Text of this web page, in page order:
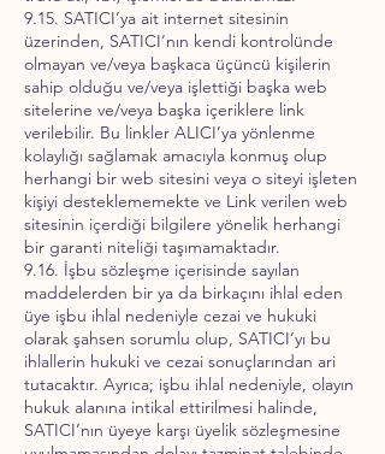
9.15. SATICI’ya ait internet sitesinin
üzerinden, SATICI’nın kendi kontrolünde
olmayan ve/veya başkaca üçüncü kişilerin
sahip olduğu ve/veya işlettiği başka web
sitelerine ve/veya başka içeriklere link
verilebilir. Bu linkler ALICI’ya yönlenme
kolaylığı sağlamak amacıyla konmuş olup
herhangi bir web sitesini veya o siteyi işleten
kişiyi desteklememekte ve Link verilen web
sitesinin içerdiği bilgilere yönelik herhangi
bir garanti niteliği taşımamaktadır.
9.16. İşbu sözleşme içerisinde sayılan
maddelerden bir ya da birkaçını ihlal eden
üye işbu ihlal nedeniyle cezai ve hukuki
olarak şahsen sorumlu olup, SATICI’yı bu
ihlallerin hukuki ve cezai sonuçlarından ari
tutacaktır. Ayrıca; işbu ihlal nedeniyle, olayın
hukuk alanına intikal ettirilmesi halinde,
SATICI’nın üyeye karşı üyelik sözleşmesine